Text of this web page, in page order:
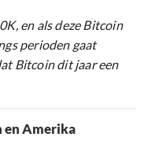
en als deze Bitcoin
perioden gaat
Bitcoin dit jaar een
en Amerika